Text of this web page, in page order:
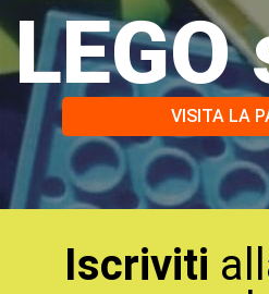
VISITA LA
Iscriviti